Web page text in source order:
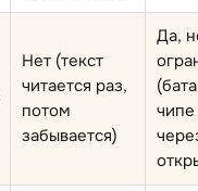
Нет (текст
читается раз,
потом
забывается)
Да,
чипе